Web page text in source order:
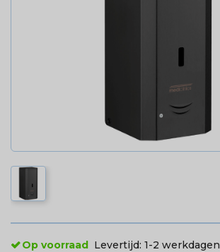
Op voorraad Levertijd: 1-2 werkdagen